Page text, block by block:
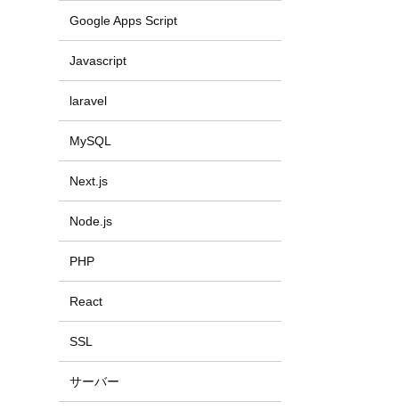
Google Apps Script
Javascript
laravel
MySQL
Next.js
Node.js
PHP
React
SSL
サーバー